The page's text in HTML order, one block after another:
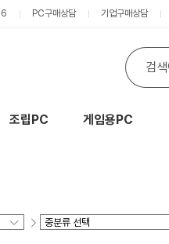
PC구매상담 기업구매상담
조립PC 게임용PC